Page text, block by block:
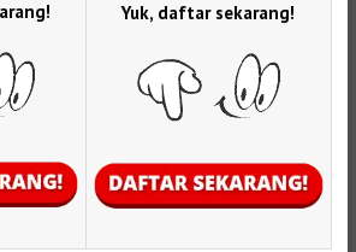
Yuk, daftar sekarang!